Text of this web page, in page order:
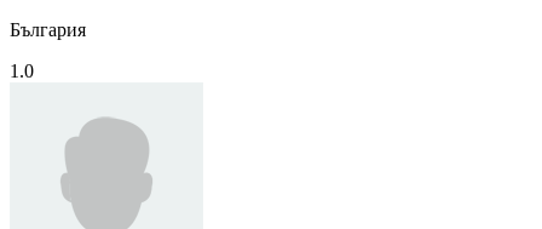
България
1.0